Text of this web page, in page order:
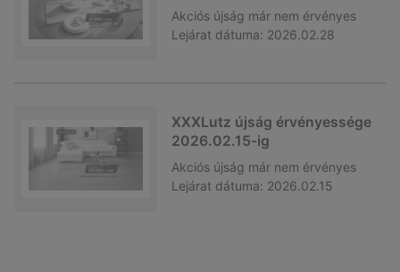
Akciós újság már nem érvényes
Lejárat dátuma: 2026.02.28
XXXLutz újság érvényessége
2026.02.15-ig
Akciós újság már nem érvényes
Lejárat dátuma: 2026.02.15